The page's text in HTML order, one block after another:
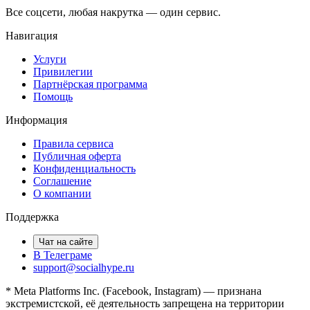
Все соцсети, любая накрутка — один сервис.
Навигация
Услуги
Привилегии
Партнёрская программа
Помощь
Информация
Правила сервиса
Публичная оферта
Конфиденциальность
Соглашение
О компании
Поддержка
Чат на сайте
В Телеграме
support@socialhype.ru
* Meta Platforms Inc. (Facebook, Instagram) — признана
экстремистской, её деятельность запрещена на территории